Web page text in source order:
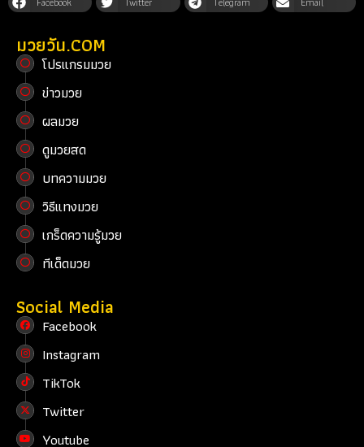
มวยวัน.COM
โปรแกรมมวย
ข่าวมวย
ผลมวย
ดูมวยสด
บทความมวย
วิธีแทงมวย
เกร็ดความรู้มวย
ทีเด็ดมวย
Social Media
Facebook
Instagram
TikTok
Twitter
Youtube